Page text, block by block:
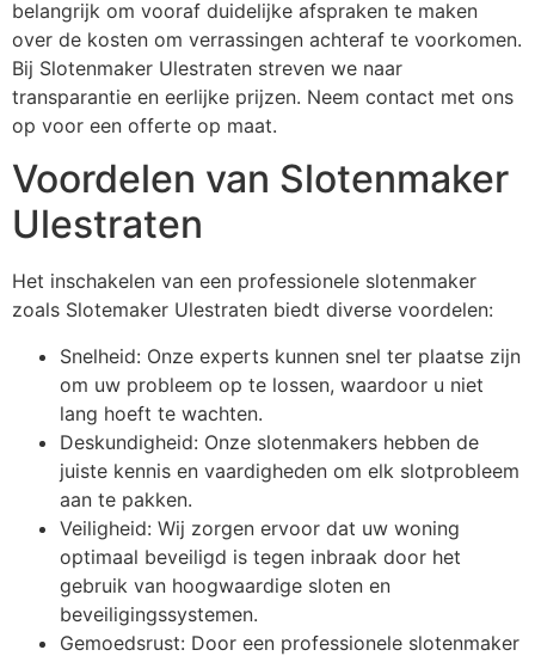
belangrijk om vooraf duidelijke afspraken te maken
over de kosten om verrassingen achteraf te voorkomen.
Bij Slotenmaker Ulestraten streven we naar
transparantie en eerlijke prijzen. Neem contact met ons
op voor een offerte op maat.
Voordelen van Slotenmaker
Ulestraten
Het inschakelen van een professionele slotenmaker
zoals Slotemaker Ulestraten biedt diverse voordelen:
Snelheid: Onze experts kunnen snel ter plaatse zijn
om uw probleem op te lossen, waardoor u niet
lang hoeft te wachten.
Deskundigheid: Onze slotenmakers hebben de
juiste kennis en vaardigheden om elk slotprobleem
aan te pakken.
Veiligheid: Wij zorgen ervoor dat uw woning
optimaal beveiligd is tegen inbraak door het
gebruik van hoogwaardige sloten en
beveiligingssystemen.
Gemoedsrust: Door een professionele slotenmaker